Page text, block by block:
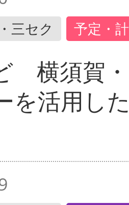
三セク 予定・
横須賀
を活用し